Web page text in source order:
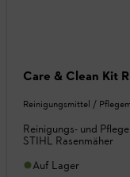
Care & Clean Kit
Reinigungsmittel /
Reinigungs- und
STIHL Rasenmäher
Auf Lager